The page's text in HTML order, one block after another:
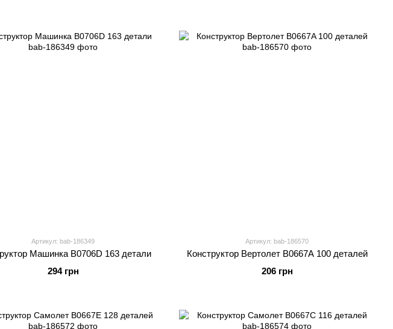
Артикул: bab-186349
Машинка B0706D 163 детали
294 грн
Артикул: bab-186570
Конструктор Вертолет B0667A 100 деталей
206 грн